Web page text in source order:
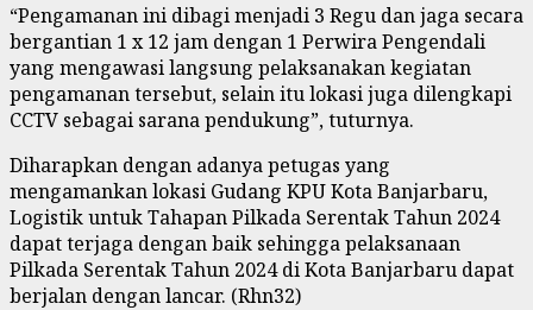
“Pengamanan ini dibagi menjadi 3 Regu dan jaga secara
bergantian 1 x 12 jam dengan 1 Perwira Pengendali
yang mengawasi langsung pelaksanakan kegiatan
pengamanan tersebut, selain itu lokasi juga dilengkapi
CCTV sebagai sarana pendukung”, tuturnya.
Diharapkan dengan adanya petugas yang
mengamankan lokasi Gudang KPU Kota Banjarbaru,
Logistik untuk Tahapan Pilkada Serentak Tahun 2024
dapat terjaga dengan baik sehingga pelaksanaan
Pilkada Serentak Tahun 2024 di Kota Banjarbaru dapat
berjalan dengan lancar. (Rhn32)